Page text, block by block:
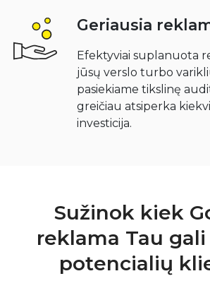
Geriausia
Efektyviai suplanuota
jūsų verslo turbo
pasiekiame tikslinę
greičiau atsiperka
investicija.
Sužinok kiek
reklama Tau
potencialių